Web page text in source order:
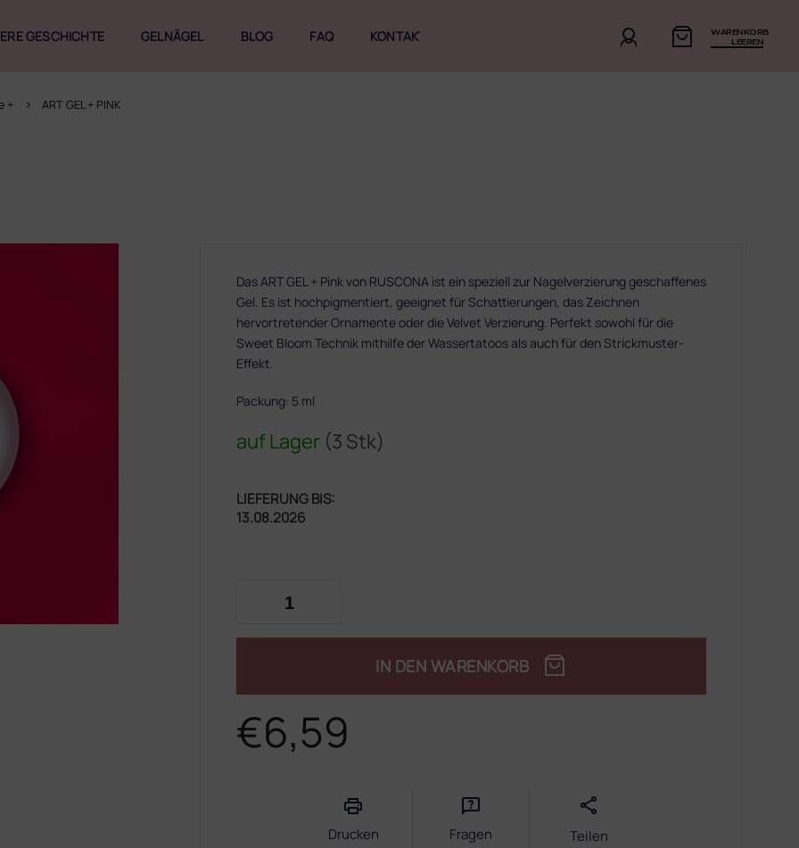
WARENKORB
LEEREN
GESCHICHTE GELNÄGEL BLOG FAQ KONTAKT
+ ART GEL + PINK
€6,59
auf Lager (3 Stk)
LIEFERUNG BIS:
13.08.2026
IN DEN WARENKORB
Das ART GEL + Pink von RUSCONA ist ein speziell zur Nagelverzierung geschaffenes
Gel. Es ist hochpigmentiert, geeignet für Schattierungen, das Zeichnen
hervortretender Ornamente oder die Velvet Verzierung. Perfekt sowohl für die
Sweet Bloom Technik mithilfe der Wassertatoos als auch für den Strickmuster-
Effekt.
Packung: 5 ml
Drucken Fragen Teilen